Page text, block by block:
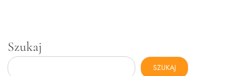
Szukaj
SZUKAJ